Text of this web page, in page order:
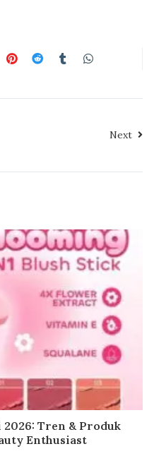
Next
2026: Tren & Produk
Enthusiast